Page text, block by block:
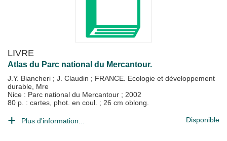
LIVRE
Atlas du Parc national du Mercantour.
J.Y. Biancheri ; J. Claudin ; FRANCE. Ecologie et développement
durable, Mre
Nice : Parc national du Mercantour ; 2002
80 p. : cartes, phot. en coul. ; 26 cm oblong.
Plus d'information... Disponible